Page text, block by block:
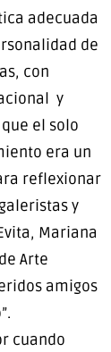
adecuada
de
con
y
el solo
era un
reflexionar
y
Mariana
Arte
amigos
cuando